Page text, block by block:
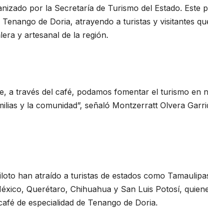
por la Secretaría de Turismo del Estado. Este
de Doria, atrayendo a turistas y visitantes
y artesanal de la región.
a través del café, podamos fomentar el turismo en
y la comunidad”, señaló Montzerratt Olvera
han atraído a turistas de estados como
Querétaro, Chihuahua y San Luis Potosí,
de especialidad de Tenango de Doria.